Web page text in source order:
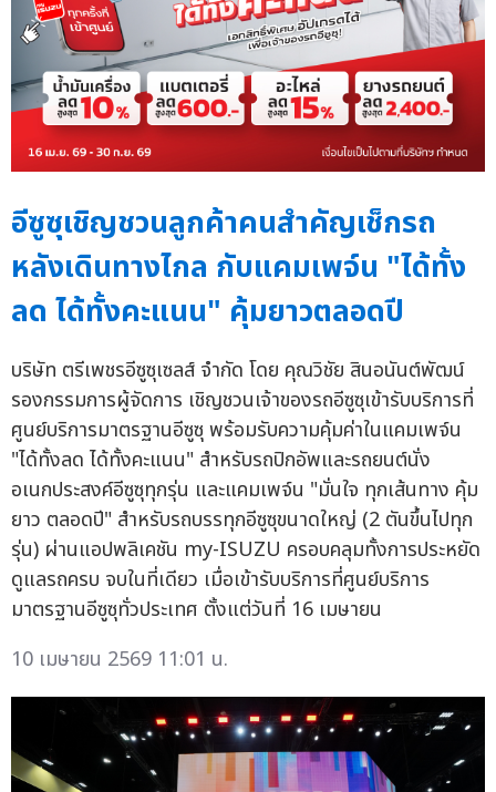
อีซูซุเชิญชวนลูกค้าคนสำคัญเช็กรถ
หลังเดินทางไกล กับแคมเพจ์น "ได้ทั้ง
ลด ได้ทั้งคะแนน" คุ้มยาวตลอดปี
บริษัท ตรีเพชรอีซูซุเซลส์ จำกัด โดย คุณวิชัย สินอนันต์พัฒน์
รองกรรมการผู้จัดการ เชิญชวนเจ้าของรถอีซูซุเข้ารับบริการที่
ศูนย์บริการมาตรฐานอีซูซุ พร้อมรับความคุ้มค่าในแคมเพจ์น
"ได้ทั้งลด ได้ทั้งคะแนน" สำหรับรถปิกอัพและรถยนต์นั่ง
อเนกประสงค์อีซูซุทุกรุ่น และแคมเพจ์น "มั่นใจ ทุกเส้นทาง คุ้ม
ยาว ตลอดปี" สำหรับรถบรรทุกอีซูซุขนาดใหญ่ (2 ตันขึ้นไปทุก
รุ่น) ผ่านแอปพลิเคชัน my-ISUZU ครอบคลุมทั้งการประหยัด
ดูแลรถครบ จบในที่เดียว เมื่อเข้ารับบริการที่ศูนย์บริการ
มาตรฐานอีซูซุทั่วประเทศ ตั้งแต่วันที่ 16 เมษายน
10 เมษายน 2569 11:01 น.